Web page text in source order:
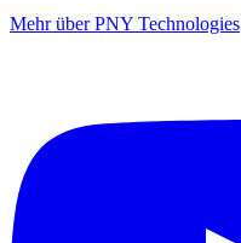
Mehr über PNY Technologies